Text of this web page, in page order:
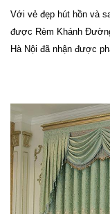
Với vẻ đẹp hút hồn và
được Rèm Khánh
Hà Nội đã nhận được